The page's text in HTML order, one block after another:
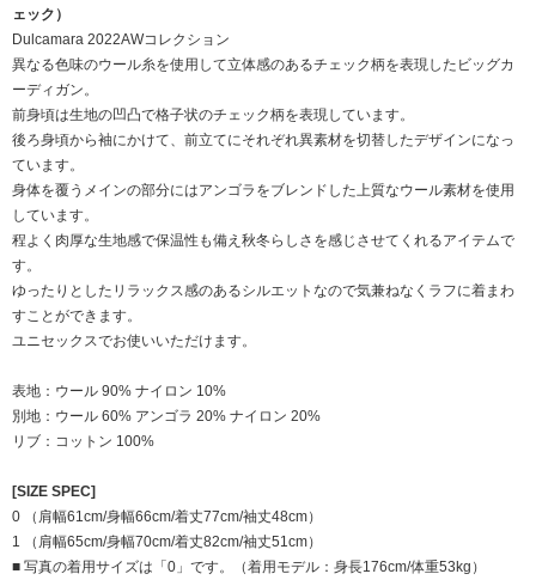
ェック）
Dulcamara 2022AWコレクション
異なる色味のウール糸を使用して立体感のあるチェック柄を表現したビッグカ
ーディガン。
前身頃は生地の凹凸で格子状のチェック柄を表現しています。
後ろ身頃から袖にかけて、前立てにそれぞれ異素材を切替したデザインになっ
ています。
身体を覆うメインの部分にはアンゴラをブレンドした上質なウール素材を使用
しています。
程よく肉厚な生地感で保温性も備え秋冬らしさを感じさせてくれるアイテムで
す。
ゆったりとしたリラックス感のあるシルエットなので気兼ねなくラフに着まわ
すことができます。
ユニセックスでお使いいただけます。
表地：ウール 90% ナイロン 10%
別地：ウール 60% アンゴラ 20% ナイロン 20%
リブ：コットン 100%
[SIZE SPEC]
0 （肩幅61cm/身幅66cm/着丈77cm/袖丈48cm）
1 （肩幅65cm/身幅70cm/着丈82cm/袖丈51cm）
■ 写真の着用サイズは「0」です。（着用モデル：身長176cm/体重53kg）